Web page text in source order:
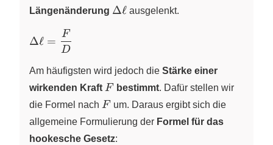
Längenänderung \Delta
Δℓ ausgelenkt.
\Delta
\ell =
\dfrac{F}
{D}
Δℓ =
D
F
Am häufigsten wird jedoch die Stärke einer
wirkenden Kraft F
F bestimmt. Dafür stellen wir
die Formel nach F
F um. Daraus ergibt sich die
allgemeine Formulierung der Formel für das
hookesche Gesetz: